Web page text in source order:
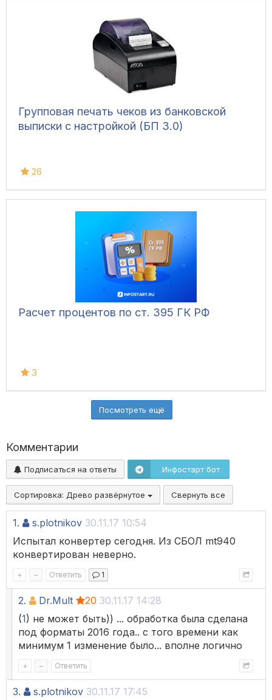
Групповая печать чеков из банковской
выписки с настройкой (БП 3.0)
26
Расчет процентов по ст. 395 ГК РФ
3
Посмотреть ещё
Комментарии
Подписаться на ответы Инфостарт бот
Сортировка: Древо развёрнутое Свернуть все
1. s.plotnikov 30.11.17 10:54
Испытал конвертер сегодня. Из СБОЛ mt940
конвертирован неверно.
+ – Ответить 1
2. Dr.Mult 20 30.11.17 14:28
(1) не может быть)) ... обработка была сделана
под форматы 2016 года.. с того времени как
минимум 1 изменение было... вполне логично
+ – Ответить
3. s.plotnikov 30.11.17 17:45